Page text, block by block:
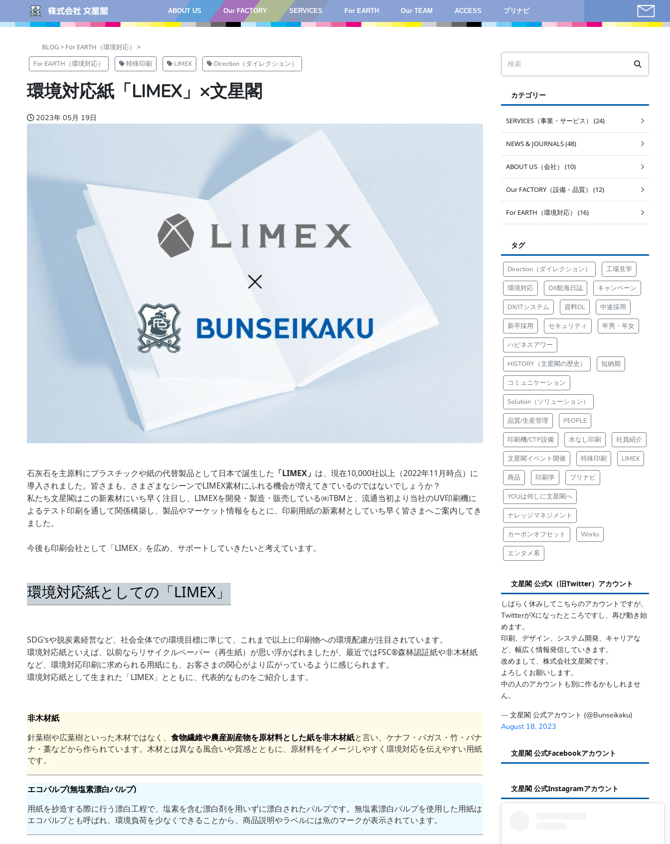
ABOUT US Our FACTORY SERVICES For EARTH Our TEAM ACCESS プリナビ
BLOG > For EARTH（環境対応） >
For EARTH（環境対応） 特殊印刷 LIMEX Direction（ダイレクション）
環境対応紙「LIMEX」×文星閣
2023年 05月 19日
石灰石を主原料にプラスチックや紙の代替製品として日本で誕生した 「LIMEX」 は、現在10,000社以上（2022年11月時点）に
導入されました。皆さまも、さまざまなシーンでLIMEX素材にふれる機会が増えてきているのではないでしょうか？
私たち文星閣はこの新素材にいち早く注目し、LIMEXを開発・製造・販売している㈱TBMと、流通当初より当社のUV印刷機に
よるテスト印刷を通して関係構築し、製品やマーケット情報をもとに、印刷用紙の新素材としていち早く皆さまへご案内してき
ました。
今後も印刷会社として「LIMEX」を広め、サポートしていきたいと考えています。
環境対応紙としての「LIMEX」
SDG‘sや脱炭素経営など、社会全体での環境目標に準じて、これまで以上に印刷物への環境配慮が注目されています。
環境対応紙といえば、以前ならリサイクルペーパー（再生紙）が思い浮かばれましたが、最近ではFSC®森林認証紙や非木材紙
など、環境対応印刷に求められる用紙にも、お客さまの関心がより広がっているように感じられます。
環境対応紙として生まれた「LIMEX」とともに、代表的なものをご紹介します。
非木材紙
針葉樹や広葉樹といった木材ではなく、 食物繊維や農産副産物を原材料とした紙を非木材紙と言い、ケナフ・バガス・竹・バナ
ナ・藁などから作られています。木材とは異なる風合いや質感とともに、原材料をイメージしやすく環境対応を伝えやすい用紙
です。
エコパルプ(無塩素漂白パルプ)
用紙を抄造する際に行う漂白工程で、塩素を含む漂白剤を用いずに漂白されたパルプです。無塩素漂白パルプを使用した用紙は
エコパルプとも呼ばれ、環境負荷を少なくできることから、商品説明やラベルには魚のマークが表示されています。
カテゴリー
SERVICES（事業・サービス） (24)
NEWS & JOURNALS (48)
ABOUT US（会社） (10)
Our FACTORY（設備・品質） (12)
For EARTH（環境対応） (16)
タグ
Direction（ダイレクション） 工場見学
環境対応 DX航海日誌 キャンペーン
DX/ITシステム 資料DL 中途採用
新卒採用 セキュリティ 年男・年女
ハピネスアワー
HISTORY（文星閣の歴史） 短納期
コミュニケーション
Solution（ソリューション）
品質/生産管理 PEOPLE
印刷機/CTP設備 水なし印刷 社員紹介
文星閣イベント開催 特殊印刷 LIMEX
商品 印刷学 プリナビ
YOUは何しに文星閣へ
ナレッジマネジメント
カーボンオフセット Works
エンタメ系
文星閣 公式X（旧Twitter）アカウント
しばらく休みしてこちらのアカウントですが、
TwitterがXになったところですし、再び動き始
めます。
印刷、デザイン、システム開発、キャリアな
ど、幅広く情報発信していきます。
改めまして、株式会社文星閣です。
よろしくお願いします。
中の人のアカウントも別に作るかもしれませ
ん。
— 文星閣 公式アカウント (@Bunseikaku)
August 18, 2023
文星閣 公式Facebookアカウント
文星閣 公式Instagramアカウント